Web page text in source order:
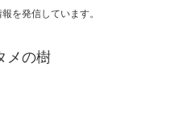
を発信しています。
メの樹